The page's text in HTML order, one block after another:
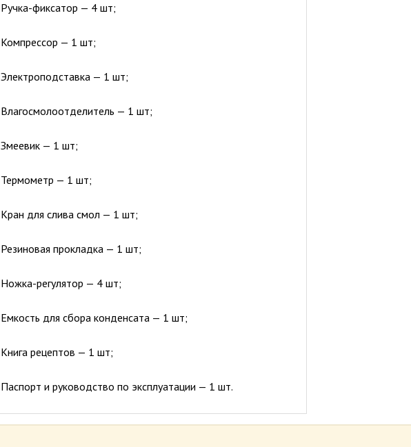
Ручка-фиксатор — 4 шт;
Компрессор — 1 шт;
Электроподставка — 1 шт;
Влагосмолоотделитель — 1 шт;
Змеевик — 1 шт;
Термометр — 1 шт;
Кран для слива смол — 1 шт;
Резиновая прокладка — 1 шт;
Ножка-регулятор — 4 шт;
Емкость для сбора конденсата — 1 шт;
Книга рецептов — 1 шт;
Паспорт и руководство по эксплуатации — 1 шт.